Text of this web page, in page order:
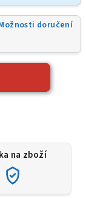
doručení
na zboží